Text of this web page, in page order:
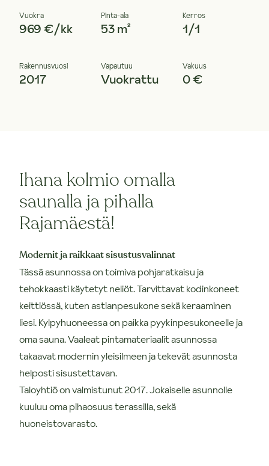
Vuokra
969 €/kk
Pinta-ala
53 m²
Kerros
1/1
Rakennusvuosi
2017
Vapautuu
Vuokrattu
Vakuus
0 €
Ihana kolmio omalla
saunalla ja pihalla
Rajamäestä!
Modernit ja raikkaat sisustusvalinnat
Tässä asunnossa on toimiva pohjaratkaisu ja
tehokkaasti käytetyt neliöt. Tarvittavat kodinkoneet
keittiössä, kuten astianpesukone sekä keraaminen
liesi. Kylpyhuoneessa on paikka pyykinpesukoneelle ja
oma sauna. Vaaleat pintamateriaalit asunnossa
takaavat modernin yleisilmeen ja tekevät asunnosta
helposti sisustettavan.
Taloyhtiö on valmistunut 2017. Jokaiselle asunnolle
kuuluu oma pihaosuus terassilla, sekä
huoneistovarasto.